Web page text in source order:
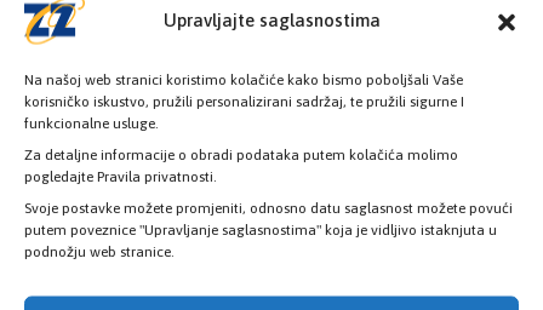
Upravljajte saglasnostima
Na našoj web stranici koristimo kolačiće kako bismo poboljšali Vaše
korisničko iskustvo, pružili personalizirani sadržaj, te pružili sigurne I
funkcionalne usluge.
Za detaljne informacije o obradi podataka putem kolačića molimo
pogledajte Pravila privatnosti.
Svoje postavke možete promjeniti, odnosno datu saglasnost možete povući
putem poveznice "Upravljanje saglasnostima" koja je vidljivo istaknjuta u
podnožju web stranice.
Provjerite status vaše elektronske
zdravstvene kartice
PROVJERITE STATUS